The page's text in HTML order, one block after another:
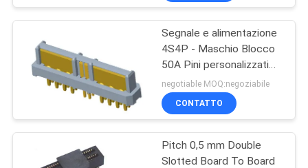
GIRO
DELLA
FABBRICA
CONTROLLO
DI
QUALITÀ
Connettore di
intestazione
femmina
83
46
Segnale e alimentazione
4S4P - Maschio Blocco
50A Pini personalizzati
disponibili
negotiable MOQ:negoziabile
CONTATTO
Pitch 0,5 mm Double
Slotted Board To Board